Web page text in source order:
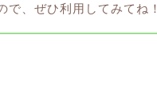
で、ぜひ利用してみてね！